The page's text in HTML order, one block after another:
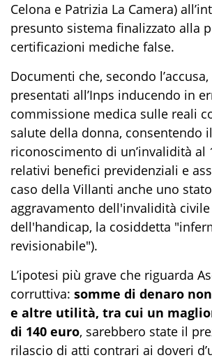
Celona e Patrizia La Camera)
presunto sistema finalizzato alla
certificazioni mediche false.
Documenti che, secondo
presentati all’Inps inducendo in
commissione medica sulle reali
salute della donna, consentendo il
riconoscimento di un’invalidità al
relativi benefici previdenziali e
caso della Villanti anche uno
aggravamento dell'invalidità
dell'handicap, la cosiddetta
revisionabile").
L’ipotesi più grave che riguarda
corruttiva: somme di denaro
e altre utilità, tra cui un
di 140 euro, sarebbero state il
rilascio di atti contrari ai doveri